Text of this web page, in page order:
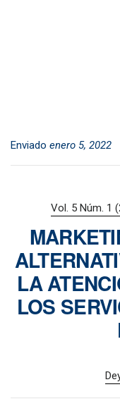
Enviado enero 5, 2022
Vol. 5 Núm. 1
LA
LOS